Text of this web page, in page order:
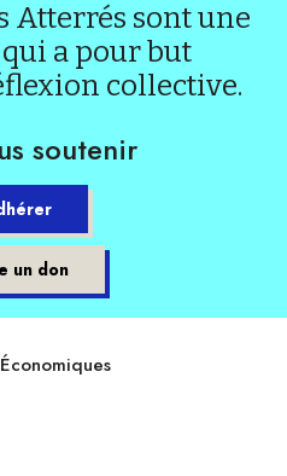
Atterrés sont une
a pour but
collective.
soutenir
un don